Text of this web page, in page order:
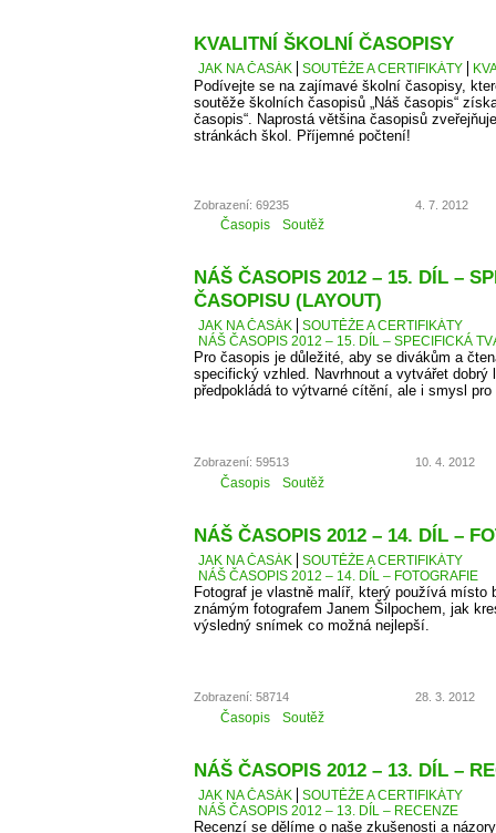
KVALITNÍ ŠKOLNÍ ČASOPISY
JAK NA ČASÁK SOUTĚŽE A CERTIFIKÁTY
Podívejte se na zajímavé školní časopisy,
soutěže školních časopisů „Náš časopis“
časopis“. Naprostá většina časopisů
stránkách škol. Příjemné počtení!
Zobrazení: 69235 4. 7. 2012
Časopis Soutěž
NÁŠ ČASOPIS 2012 – 15. DÍL –
ČASOPISU (LAYOUT)
JAK NA ČASÁK
SOUTĚŽE A CERTIFIKÁTY
NÁŠ ČASOPIS 2012 – 15. DÍL – SPECIFICKÁ
Pro časopis je důležité, aby se divákům a
specifický vzhled. Navrhnout a vytvářet dobrý
předpokládá to výtvarné cítění, ale i smysl pro
Zobrazení: 59513 10. 4. 2012
Časopis Soutěž
NÁŠ ČASOPIS 2012 – 14. DÍL –
JAK NA ČASÁK
SOUTĚŽE A CERTIFIKÁTY
NÁŠ ČASOPIS 2012 – 14. DÍL – FOTOGRAFIE
Fotograf je vlastně malíř, který používá místo
známým fotografem Janem Šilpochem, jak
výsledný snímek co možná nejlepší.
Zobrazení: 58714 28. 3. 2012
Časopis Soutěž
NÁŠ ČASOPIS 2012 – 13. DÍL –
JAK NA ČASÁK
SOUTĚŽE A CERTIFIKÁTY
NÁŠ ČASOPIS 2012 – 13. DÍL – RECENZE
Recenzí se dělíme o naše zkušenosti a